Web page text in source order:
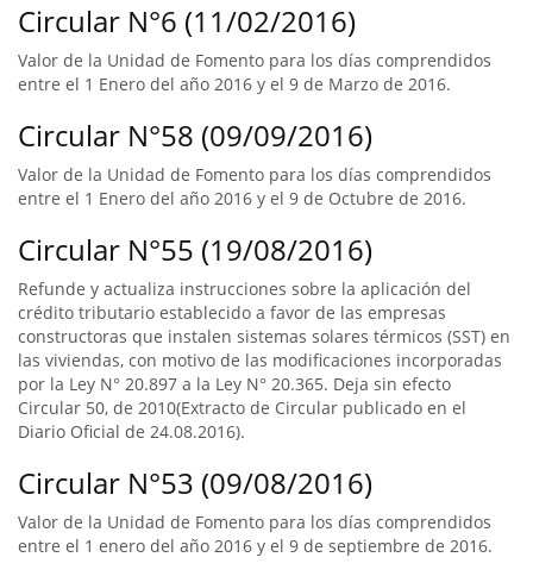
Circular N°6 (11/02/2016)
Valor de la Unidad de Fomento para los días comprendidos
entre el 1 Enero del año 2016 y el 9 de Marzo de 2016.
Circular N°58 (09/09/2016)
Valor de la Unidad de Fomento para los días comprendidos
entre el 1 Enero del año 2016 y el 9 de Octubre de 2016.
Circular N°55 (19/08/2016)
Refunde y actualiza instrucciones sobre la aplicación del
crédito tributario establecido a favor de las empresas
constructoras que instalen sistemas solares térmicos (SST) en
las viviendas, con motivo de las modificaciones incorporadas
por la Ley N° 20.897 a la Ley N° 20.365. Deja sin efecto
Circular 50, de 2010(Extracto de Circular publicado en el
Diario Oficial de 24.08.2016).
Circular N°53 (09/08/2016)
Valor de la Unidad de Fomento para los días comprendidos
entre el 1 enero del año 2016 y el 9 de septiembre de 2016.